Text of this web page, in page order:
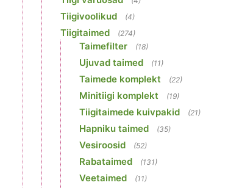
Tiigivoolikud (4)
Tiigitaimed (274)
Taimefilter (18)
Ujuvad taimed (11)
Taimede komplekt (22)
Minitiigi komplekt (19)
Tiigitaimede kuivpakid (21)
Hapniku taimed (35)
Vesiroosid (52)
Rabataimed (131)
Veetaimed (11)